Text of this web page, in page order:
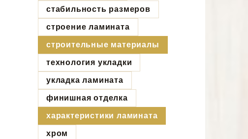
стабильность размеров
строение ламината
строительные материалы
технология укладки
укладка ламината
финишная отделка
характеристики ламината
хром